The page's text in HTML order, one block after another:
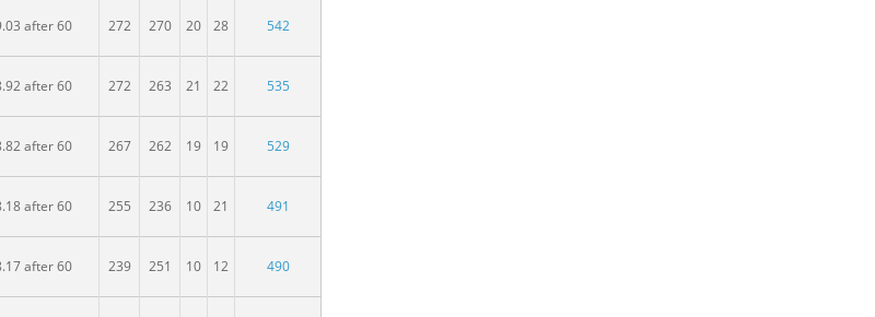
after 60 272 270 20 28 542
after 60 272 263 21 22 535
after 60 267 262 19 19 529
after 60 255 236 10 21 491
after 60 239 251 10 12 490